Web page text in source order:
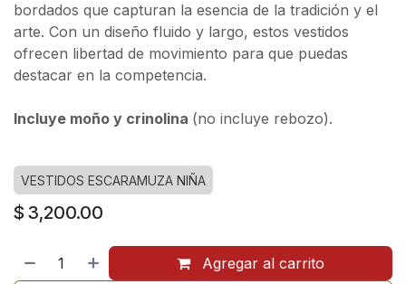
bordados que capturan la esencia de la tradición y el
arte. Con un diseño fluido y largo, estos vestidos
ofrecen libertad de movimiento para que puedas
destacar en la competencia.
Incluye moño y crinolina (no incluye rebozo).
VESTIDOS ESCARAMUZA NIÑA
$ 3,200.00
Agregar al carrito